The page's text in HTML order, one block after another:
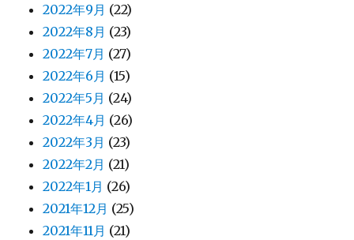
2022年9月 (22)
2022年8月 (23)
2022年7月 (27)
2022年6月 (15)
2022年5月 (24)
2022年4月 (26)
2022年3月 (23)
2022年2月 (21)
2022年1月 (26)
2021年12月 (25)
2021年11月 (21)